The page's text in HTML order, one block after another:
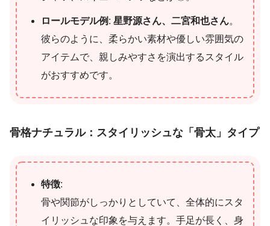
ロールモデル例 : 星野源さん、二宮和也さん。
彼らのように、柔らかい素材や優しい雰囲気の
アイテムで、親しみやすさを演出するスタイル
がおすすめです。
骨格ナチュラル：スタイリッシュな「骨太」タイプ
特徴:
骨や関節がしっかりとしていて、全体的にスタ
イリッシュな印象を与えます。手足が長く、身